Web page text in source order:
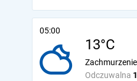
05:00
13°C
Odczuwalna